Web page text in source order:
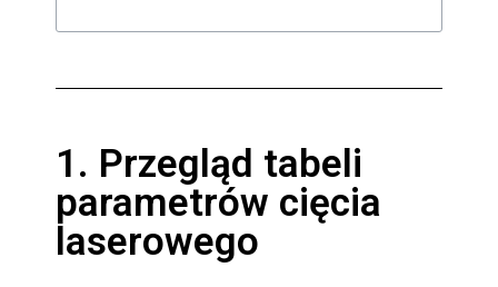
1. Przegląd tabeli
parametrów cięcia
laserowego